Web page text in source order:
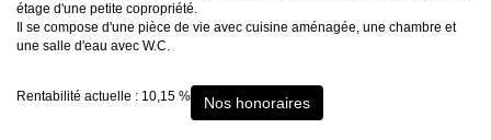
étage d'une petite copropriété.
Il se compose d'une pièce de vie avec cuisine aménagée, une chambre et
une salle d'eau avec W.C.
Rentabilité actuelle : 10,15 % Nos honoraires